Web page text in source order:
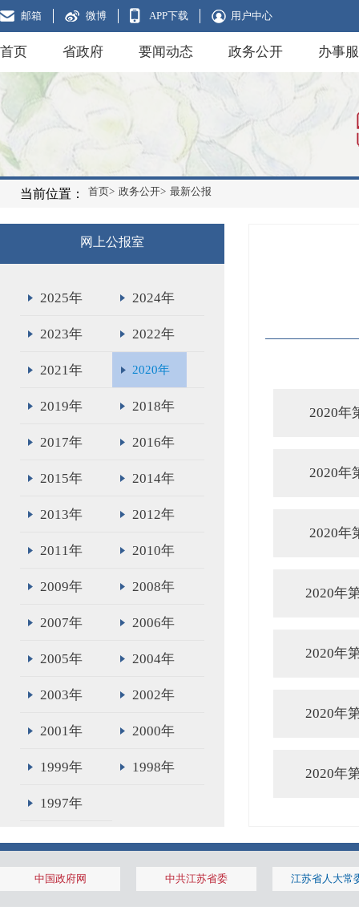
邮箱 微博 APP下载 用户中心
首页 省政府 要闻动态 政务公开 办事
当前位置： 首页> 政务公开> 最新公报
网上公报室
2025年 2024年
2023年 2022年
2021年 2020年
2019年 2018年
2017年 2016年
2015年 2014年
2013年 2012年
2011年 2010年
2009年 2008年
2007年 2006年
2005年 2004年
2003年 2002年
2001年 2000年
1999年 1998年
1997年
2020年
2020年
2020年
2020年
2020年
2020年
2020年
中国政府网 中共江苏省委 江苏省人大常